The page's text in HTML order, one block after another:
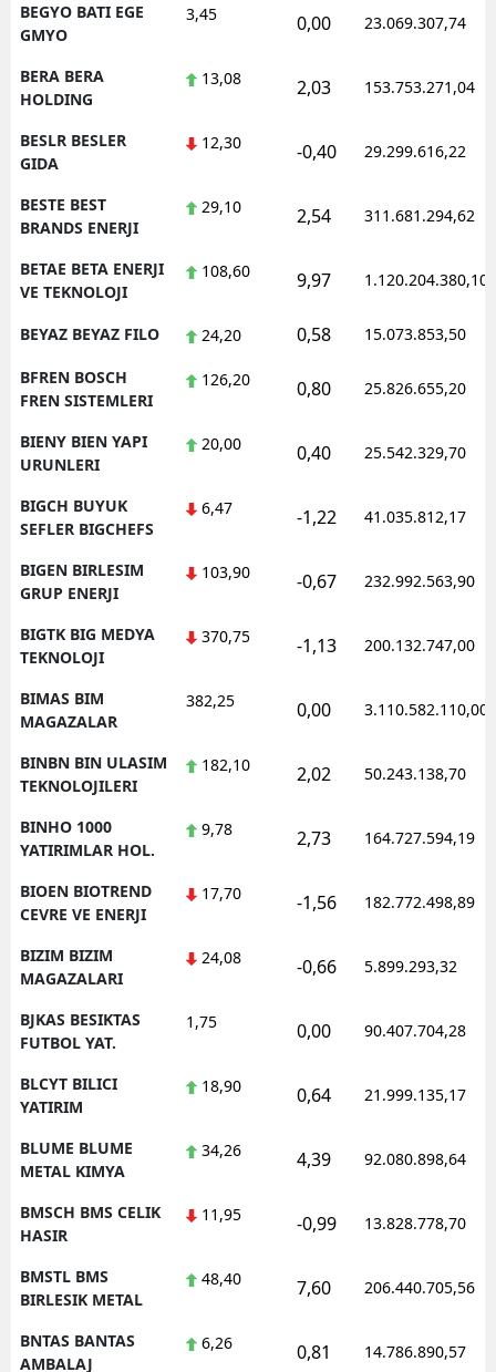
BEGYO BATI EGE
GMYO
3,45 0,00 23.069.307,74
BERA BERA
HOLDING
13,08 2,03 153.753.271,04
BESLR BESLER
GIDA
12,30 -0,40 29.299.616,22
BESTE BEST
BRANDS ENERJI
29,10 2,54 311.681.294,62
BETAE BETA ENERJI
VE TEKNOLOJI
108,60 9,97 1.120.204.380,10
BEYAZ BEYAZ FILO 24,20 0,58 15.073.853,50
BFREN BOSCH
FREN SISTEMLERI
126,20 0,80 25.826.655,20
BIENY BIEN YAPI
URUNLERI
20,00 0,40 25.542.329,70
BIGCH BUYUK
SEFLER BIGCHEFS
6,47 -1,22 41.035.812,17
BIGEN BIRLESIM
GRUP ENERJI
103,90 -0,67 232.992.563,90
BIGTK BIG MEDYA
TEKNOLOJI
370,75 -1,13 200.132.747,00
BIMAS BIM
MAGAZALAR
382,25 0,00 3.110.582.110,00
BINBN BIN ULASIM
TEKNOLOJILERI
182,10 2,02 50.243.138,70
BINHO 1000
YATIRIMLAR HOL.
9,78 2,73 164.727.594,19
BIOEN BIOTREND
CEVRE VE ENERJI
17,70 -1,56 182.772.498,89
BIZIM BIZIM
MAGAZALARI
24,08 -0,66 5.899.293,32
BJKAS BESIKTAS
FUTBOL YAT.
1,75 0,00 90.407.704,28
BLCYT BILICI
YATIRIM
18,90 0,64 21.999.135,17
BLUME BLUME
METAL KIMYA
34,26 4,39 92.080.898,64
BMSCH BMS CELIK
HASIR
11,95 -0,99 13.828.778,70
BMSTL BMS
BIRLESIK METAL
48,40 7,60 206.440.705,56
BNTAS BANTAS
AMBALAJ
6,26 0,81 14.786.890,57